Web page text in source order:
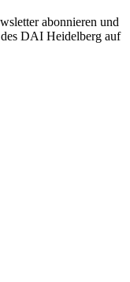
abonnieren und
DAI Heidelberg auf